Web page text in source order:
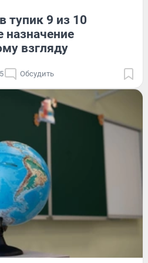
тупик 9 из 10
назначение
взгляду
Обсудить